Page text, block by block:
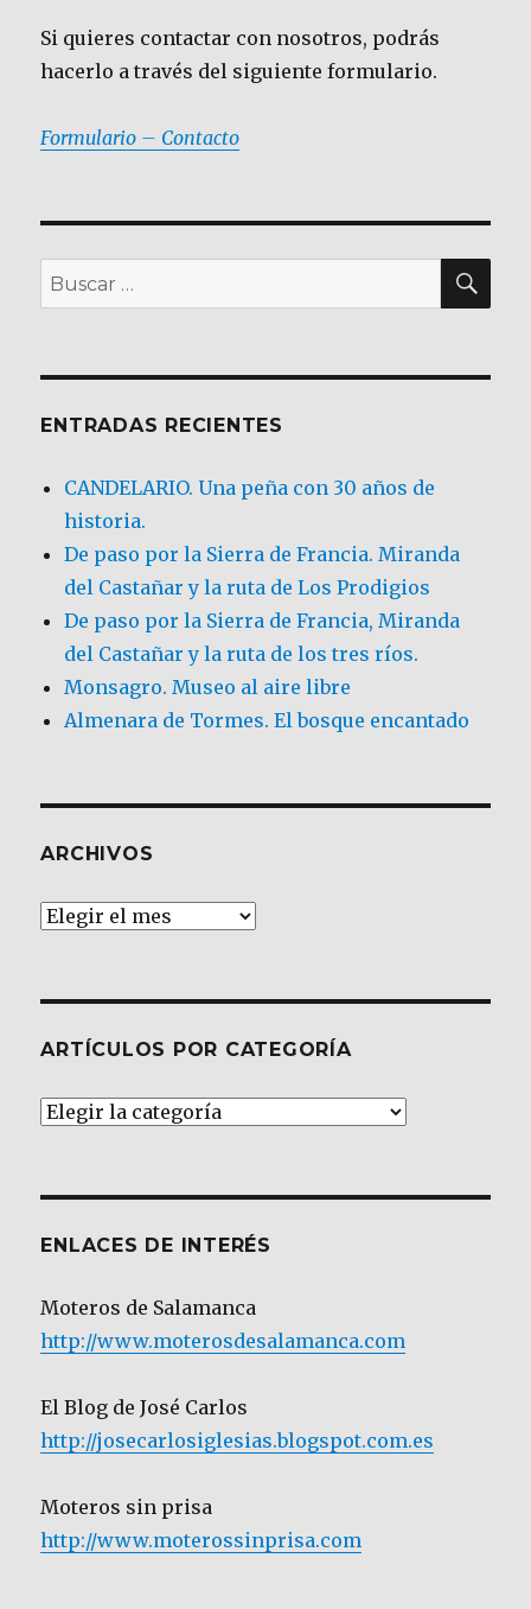
Si quieres contactar con nosotros, podrás
hacerlo a través del siguiente formulario.
Formulario – Contacto
Buscar
por:
ENTRADAS RECIENTES
CANDELARIO. Una peña con 30 años de
historia.
De paso por la Sierra de Francia. Miranda
del Castañar y la ruta de Los Prodigios
De paso por la Sierra de Francia, Miranda
del Castañar y la ruta de los tres ríos.
Monsagro. Museo al aire libre
Almenara de Tormes. El bosque encantado
ARCHIVOS
Archivos
ARTÍCULOS POR CATEGORÍA
Artículos
ENLACES DE INTERÉS
Moteros de Salamanca
http://www.moterosdesalamanca.com
El Blog de José Carlos
http://josecarlosiglesias.blogspot.com.es
Moteros sin prisa
http://www.moterossinprisa.com